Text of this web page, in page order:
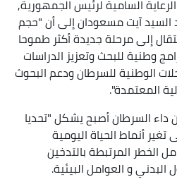
السامية لرئيس الجمهورية,
آيت مسعودان إلى أن "حجم
إلى مرحلة جديدة أكثر طموحا
وطنية للبحث وتعزيز الدراسات
الوطنية للسرطان ودعم البحوث
المعتمدة".
السرطان أصبح يشكل "تحديا
أنماط الحياة اليومية
الخطر المرتبطة بالتدخين
و العوامل البيئية.